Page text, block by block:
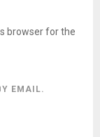
browser for the
EMAIL.